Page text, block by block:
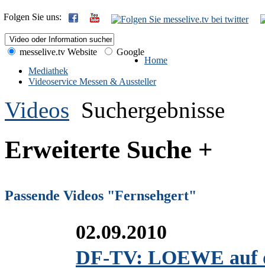
Folgen Sie uns:
messelive.tv Website
Google
Home
Mediathek
Videoservice Messen & Aussteller
Videos Suchergebnisse
Erweiterte Suche +
Passende Videos "Fernsehgert"
02.09.2010
DF-TV: LOEWE auf